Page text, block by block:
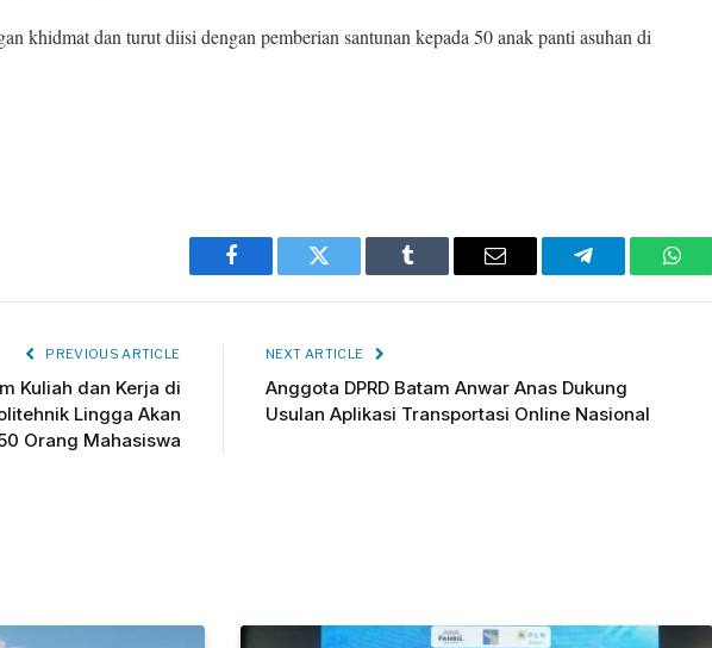
khidmat dan turut diisi dengan pemberian santunan kepada 50 anak panti asuhan di
Facebook Twitter Tumblr Email Telegram
PREVIOUS ARTICLE
Kuliah dan Kerja di
Lingga Akan
Orang Mahasiswa
NEXT ARTICLE
Anggota DPRD Batam Anwar Anas Dukung
Usulan Aplikasi Transportasi Online Nasional